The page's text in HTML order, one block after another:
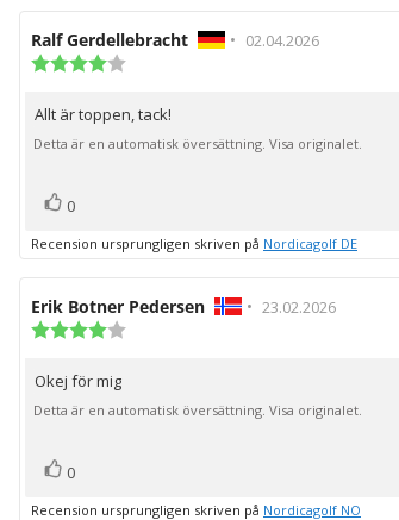
Recensionsförfattare:
Ralf Gerdellebracht • Recensionsdatum:
02.04.2026
5
stjärnor
Recensionstext:
Allt är toppen, tack!
Detta är en automatisk översättning. Visa originalet.
Rösta
0
Recension ursprungligen skriven på Nordicagolf DE
Recensionsförfattare:
Erik Botner Pedersen • Recensionsdatum:
23.02.2026
stjärnor
Recensionstext:
Okej för mig
Detta är en automatisk översättning. Visa originalet.
Rösta
0
Recension ursprungligen skriven på Nordicagolf NO